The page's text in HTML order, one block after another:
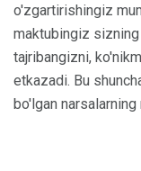
o'zgartirishingiz
maktubingiz
tajribangizni,
etkazadi. Bu
bo'lgan narsalarning